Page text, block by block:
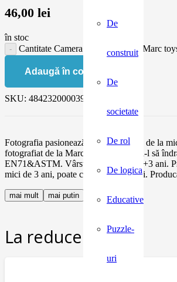
De
construit
De
societate
De rol
De logica
Educative
Puzzle-
uri
46,00 lei
în stoc
Cantitate Camera foto handmade Marc
Adaugă în coș
SKU: 4842320000393
Fotografia pasionează pe toată lumea, de la
fotografiat de la Marc Toys. Provoacă-l să
EN71&ASTM. Vârsta recomandată: +3 ani.
mici de 3 ani, poate conține piese mici.
mai mult mai putin
La reducere: